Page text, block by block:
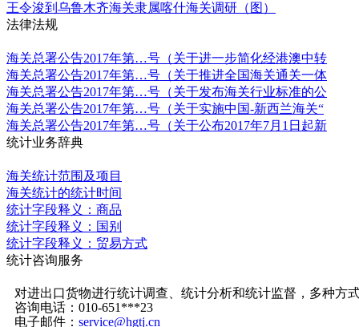
王令浚到乌鲁木齐海关隶属喀什海关调研（图）
法律法规
海关总署公告2017年第…号（关于进一步简化经港澳中转
海关总署公告2017年第…号（关于推进全国海关通关一体
海关总署公告2017年第…号（关于发布海关行业标准的公
海关总署公告2017年第…号（关于实施中国-新西兰海关“
海关总署公告2017年第…号（关于公布2017年7月1日起新
统计业务辞典
海关统计范围及项目
海关统计的统计时间
统计字段释义：商品
统计字段释义：国别
统计字段释义：贸易方式
统计咨询服务
对进出口货物进行统计调查、统计分析和统计监督，多种方
咨询电话：010-651***23
电子邮件： service@hgtj.cn